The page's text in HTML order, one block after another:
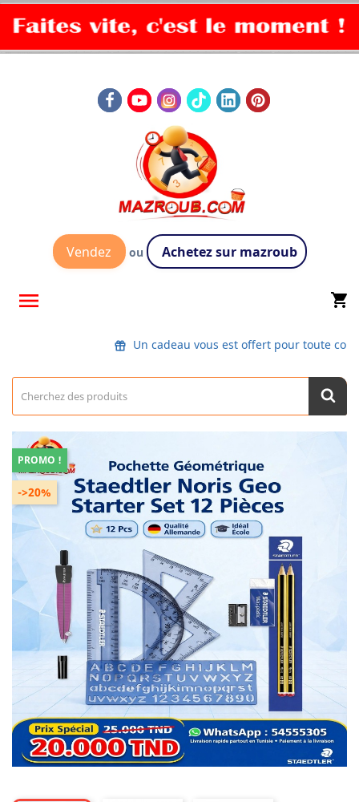
Vendez ou Achetez sur mazroub
 shopping_cart
Un cadeau vous est offert pour toute
PROMO !
->20%